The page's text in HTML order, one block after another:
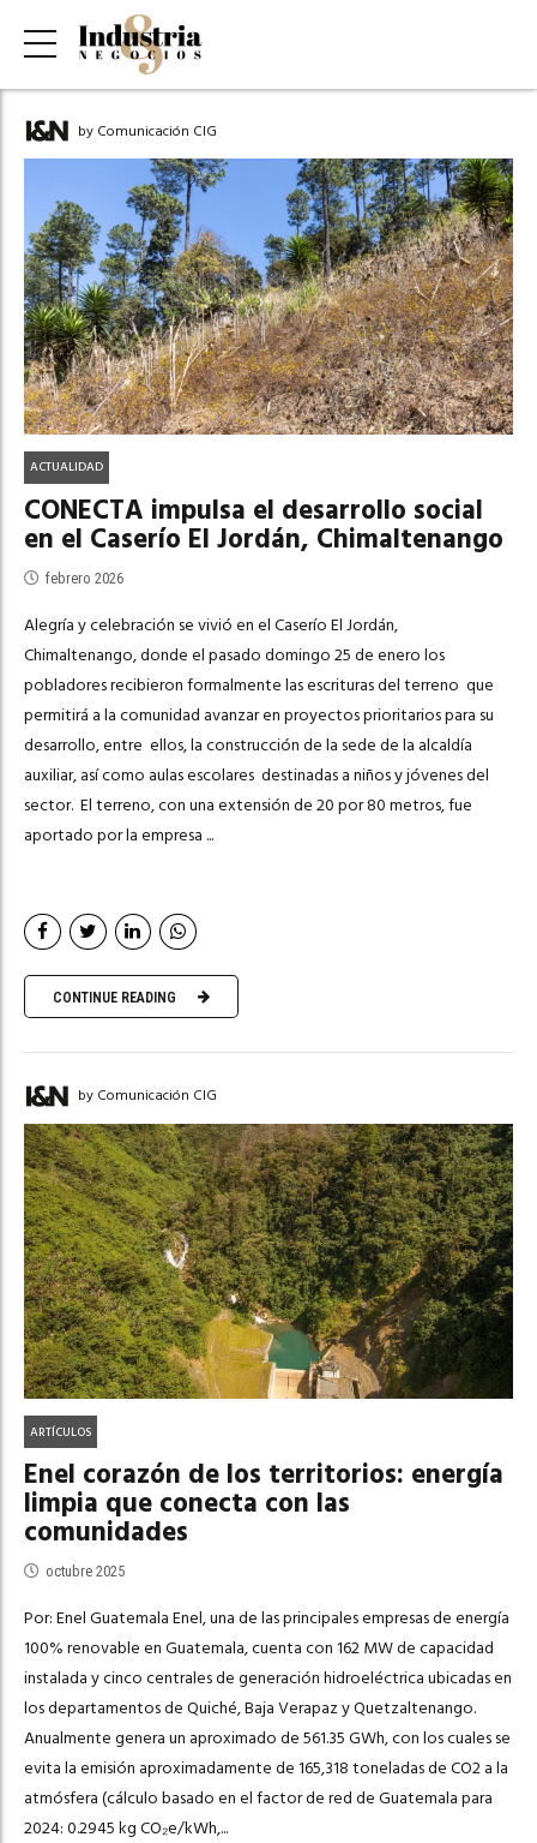
by Comunicación CIG
ACTUALIDAD
CONECTA impulsa el desarrollo social
en el Caserío El Jordán, Chimaltenango
febrero 2026
Alegría y celebración se vivió en el Caserío El Jordán,
Chimaltenango, donde el pasado domingo 25 de enero los
pobladores recibieron formalmente las escrituras del terreno que
permitirá a la comunidad avanzar en proyectos prioritarios para su
desarrollo, entre ellos, la construcción de la sede de la alcaldía
auxiliar, así como aulas escolares destinadas a niños y jóvenes del
sector. El terreno, con una extensión de 20 por 80 metros, fue
aportado por la empresa ...
CONTINUE READING
by Comunicación CIG
ARTÍCULOS
Enel corazón de los territorios: energía
limpia que conecta con las
comunidades
octubre 2025
Por: Enel Guatemala Enel, una de las principales empresas de energía
100% renovable en Guatemala, cuenta con 162 MW de capacidad
instalada y cinco centrales de generación hidroeléctrica ubicadas en
los departamentos de Quiché, Baja Verapaz y Quetzaltenango.
Anualmente genera un aproximado de 561.35 GWh, con los cuales se
evita la emisión aproximadamente de 165,318 toneladas de CO2 a la
atmósfera (cálculo basado en el factor de red de Guatemala para
2024: 0.2945 kg CO₂e/kWh,...